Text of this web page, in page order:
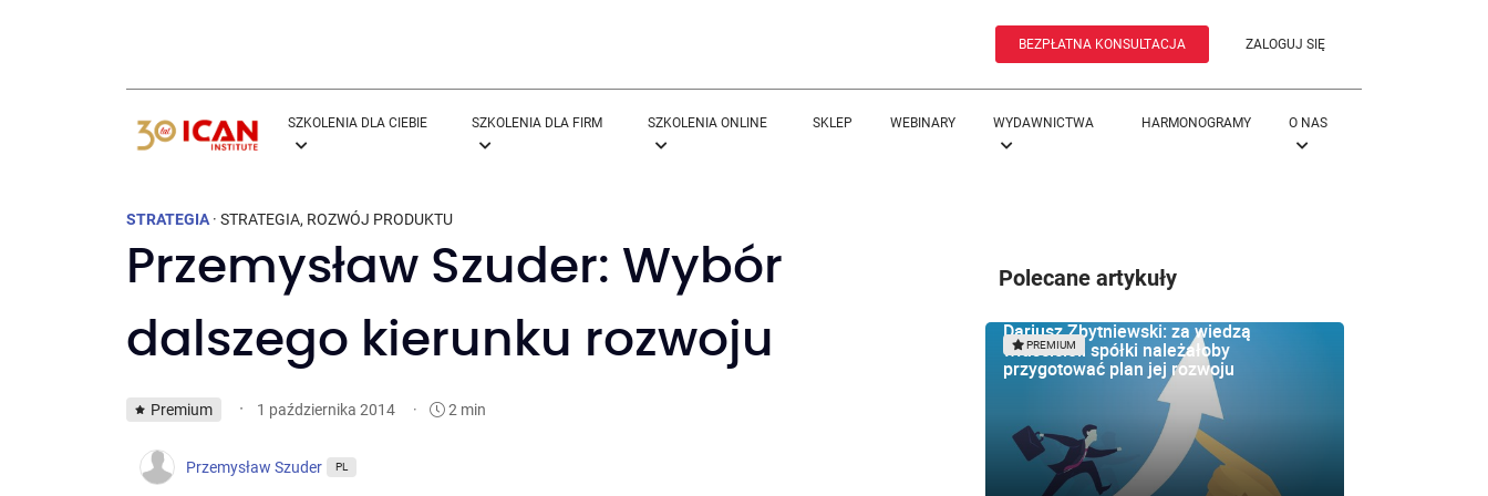
BEZPŁATNA KONSULTACJA ZALOGUJ SIĘ
SZKOLENIA DLA CIEBIE SZKOLENIA DLA FIRM SZKOLENIA ONLINE SKLEP WEBINARY WYDAWNICTWA HARMONOGRAMY O NAS
STRATEGIA · STRATEGIA, ROZWÓJ PRODUKTU
Przemysław Szuder: Wybór
dalszego kierunku rozwoju
Premium · 1 października 2014 · 2 min
Przemysław Szuder PL
Polecane artykuły
Dariusz Zbytniewski: za wiedzą
właścicieli spółki należałoby
przygotować plan jej rozwoju
PREMIUM